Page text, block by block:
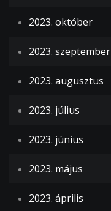
2023. október
2023. szeptember
2023. augusztus
2023. július
2023. június
2023. május
2023. április